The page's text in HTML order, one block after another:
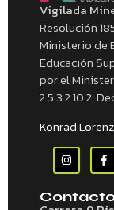
Vigilada
Resolución
Ministerio de
Educación
por el
2.5.3.2.10.2,
Konrad